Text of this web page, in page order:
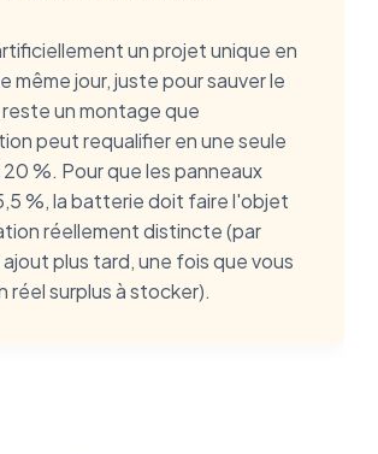
un projet unique en
même jour, juste pour sauver le
un montage que
peut requalifier en une seule
%. Pour que les panneaux
%, la batterie doit faire l'objet
réellement distincte (par
plus tard, une fois que vous
réel surplus à stocker).